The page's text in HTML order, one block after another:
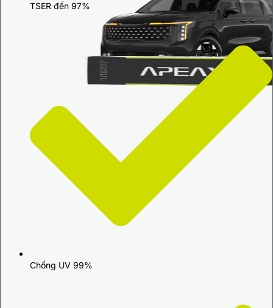
TSER đến 97%
Chống UV 99%